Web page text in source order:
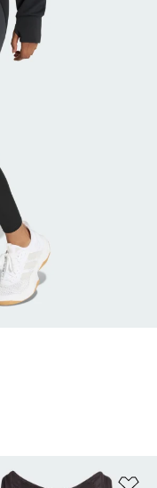
la Liste de produits